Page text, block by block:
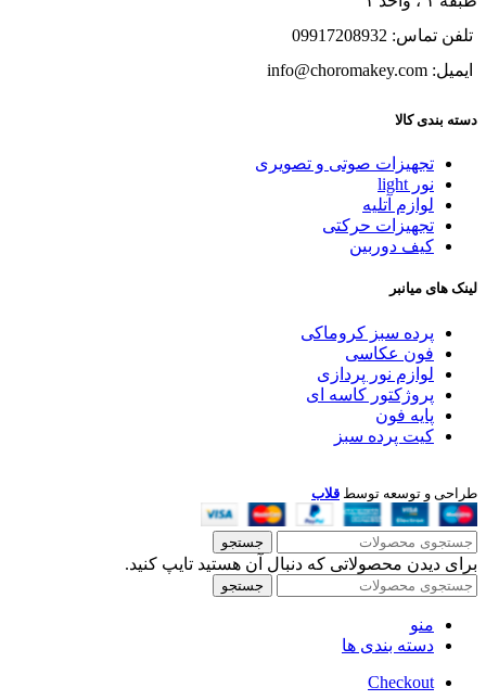
تلفن تماس: 09917208932
ایمیل: info@choromakey.com
دسته بندی کالا
تجهیزات صوتی و تصویری
نور light
لوازم آتلیه
تجهیزات حرکتی
کیف دوربین
لینک های میانبر
پرده سبز کروماکی
فون عکاسی
لوازم نور پردازی
پروژکتور کاسه ای
پایه فون
کیت پرده سبز
طراحی و توسعه توسط قلاب
جستجو
برای دیدن محصولاتی که دنبال آن هستید تایپ کنید.
جستجو
منو
دسته بندی ها
Checkout